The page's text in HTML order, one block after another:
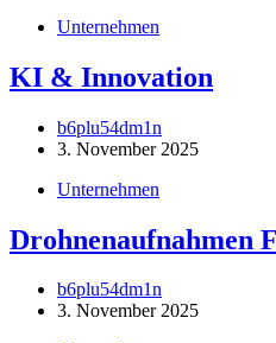
Unternehmen
KI & Innovation
b6plu54dm1n
3. November 2025
Unternehmen
Drohnenaufnahmen
b6plu54dm1n
3. November 2025